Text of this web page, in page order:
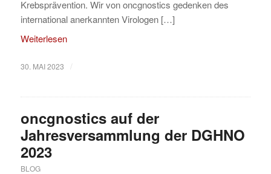
Krebsprävention. Wir von oncgnostics gedenken des
international anerkannten Virologen […]
Weiterlesen
30. MAI 2023 /
oncgnostics auf der
Jahresversammlung der DGHNO
2023
BLOG